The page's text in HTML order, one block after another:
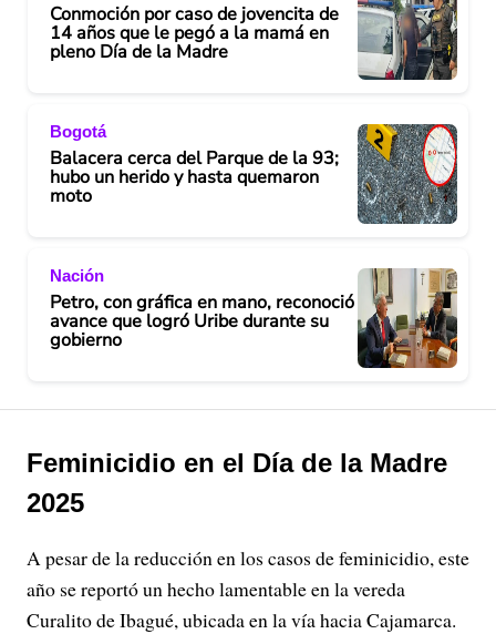
Conmoción por caso de jovencita de
14 años que le pegó a la mamá en
pleno Día de la Madre
Bogotá
Balacera cerca del Parque de la 93;
hubo un herido y hasta quemaron
moto
Nación
Petro, con gráfica en mano, reconoció
avance que logró Uribe durante su
gobierno
Feminicidio en el Día de la Madre
2025
A pesar de la reducción en los casos de feminicidio, este
año se reportó un hecho lamentable en la vereda
Curalito de Ibagué, ubicada en la vía hacia Cajamarca.